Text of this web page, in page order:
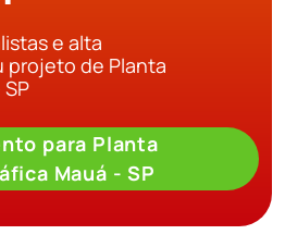
e alta
projeto de Planta
para Planta
Mauá - SP